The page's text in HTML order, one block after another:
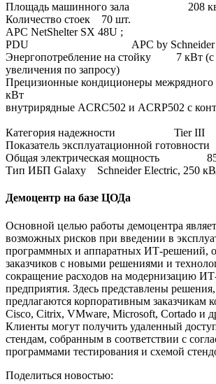
Площадь машинного зала 208
Количество стоек 70 шт.
APC NetShelter SX 48U ;
PDU APC by Schneider
Энергопотребление на стойку 7 кВт (с
увеличения по запросу)
Прецизионные кондиционеры
кВт
внутрирядные ACRC502 и ACRP502 с
Категория надежности Tier III
Показатель эксплуатационной
Общая электрическая мощность
Тип ИБП Galaxy Schneider Electric, 250
Демоцентр на базе ЦОДа
Основной целью работы демоцентра
возможных рисков при введении в
программных и аппаратных ИТ-решений,
заказчиков с новыми решениями и
сокращение расходов на модернизацию
предприятия. Здесь представлены
предлагаются корпоративным заказчикам
Cisco, Citrix, VMware, Microsoft, Cortado и
Клиенты могут получить удаленный
стендам, собранным в соответствии с
программами тестирования и схемой
Поделиться новостью: